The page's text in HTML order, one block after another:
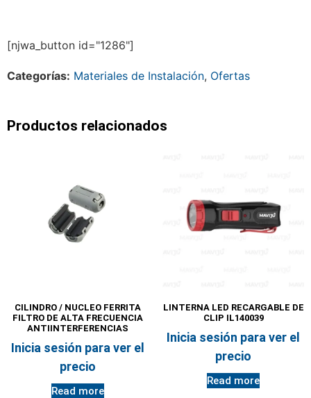
[njwa_button id="1286"]
Categorías: Materiales de Instalación, Ofertas
Productos relacionados
CILINDRO / NUCLEO FERRITA
FILTRO DE ALTA FRECUENCIA
ANTIINTERFERENCIAS
Inicia sesión para ver el
precio
Read more
LINTERNA LED RECARGABLE DE
CLIP IL140039
Inicia sesión para ver el
precio
Read more